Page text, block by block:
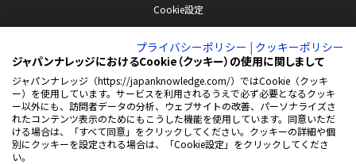
Cookie設定
ABJマークは、この電子書店・電子書籍配信サービスが、著作権者からコンテン
ツ使用許諾を得た正規版配信サービスであることを示す商標（登録番号 第
10981000号）です。ABJマークの詳細、ABJマークを掲示しているサービスの一
覧はこちらをご覧ください。
AEBS 電子出版制作・流通協議会
https://aebs.or.jp/
新
プライバシーポリシー | クッキーポリシー
ジャパンナレッジにおけるCookie（クッキー）の使用に関しまして
ジャパンナレッジ（https://japanknowledge.com/）ではCookie（クッキ
ー）を使用しています。サービスを利用されるうえで必ず必要となるクッキ
ー以外にも、訪問者データの分析、ウェブサイトの改善、パーソナライズさ
れたコンテンツ表示のためにもこうした機能を使用しています。同意いただ
ける場合は、「すべて同意」をクリックしてください。クッキーの詳細や個
別にクッキーを設定される場合は、「Cookie設定」をクリックしてくださ
い。